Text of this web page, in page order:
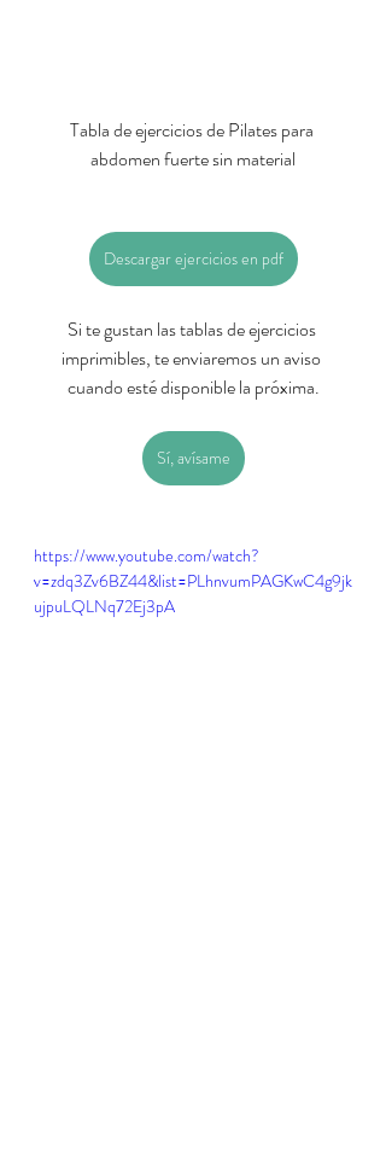
Tabla de ejercicios de Pilates para
abdomen fuerte sin material
Descargar ejercicios en pdf
Si te gustan las tablas de ejercicios
imprimibles, te enviaremos un aviso
cuando esté disponible la próxima.
Sí, avísame
https://www.youtube.com/watch?
v=zdq3Zv6BZ44&list=PLhnvumPAGKwC4g9jk
ujpuLQLNq72Ej3pA